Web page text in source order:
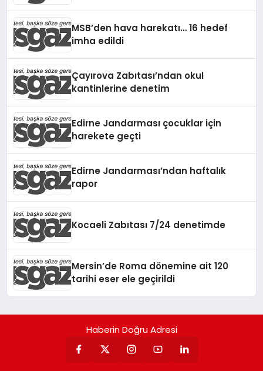
MSB’den hava harekatı… 16 hedef
imha edildi
Çayırova Zabıtası’ndan okul
kantinlerine denetim
Edirne Jandarması çocuklar için
harekete geçti
Edirne Jandarması’ndan haftalık
rapor
Kocaeli Zabıtası 7/24 denetimde
Mersin’de Roma dönemine ait 120
tarihi eser ele geçirildi
Haberin Doğru Adresi